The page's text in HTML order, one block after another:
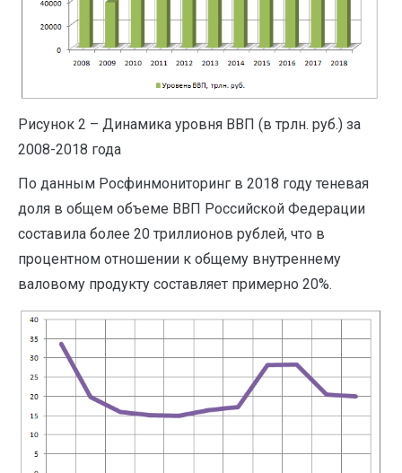
Рисунок 2 – Динамика уровня ВВП (в трлн. руб.) за
2008-2018 года
По данным Росфинмониторинг в 2018 году теневая
доля в общем объеме ВВП Российской Федерации
составила более 20 триллионов рублей, что в
процентном отношении к общему внутреннему
валовому продукту составляет примерно 20%.